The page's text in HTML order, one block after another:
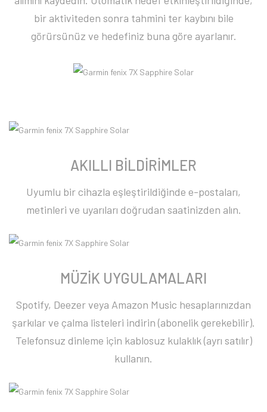
bir aktiviteden sonra tahmini ter kaybını bile
görürsünüz ve hedefiniz buna göre ayarlanır.
AKILLI BİLDİRİMLER
Uyumlu bir cihazla eşleştirildiğinde e-postaları,
metinleri ve uyarıları doğrudan saatinizden alın.
MÜZİK UYGULAMALARI
Spotify, Deezer veya Amazon Music hesaplarınızdan
şarkılar ve çalma listeleri indirin (abonelik gerekebilir).
Telefonsuz dinleme için kablosuz kulaklık (ayrı satılır)
kullanın.